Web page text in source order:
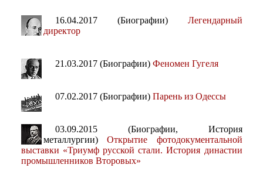
16.04.2017 (Биографии) Легендарный
директор
21.03.2017 (Биографии) Феномен Гугеля
07.02.2017 (Биографии) Парень из Одессы
03.09.2015 (Биографии, История
металлургии) Открытие фотодокументальной
выставки «Триумф русской стали. История династии
промышленников Второвых»